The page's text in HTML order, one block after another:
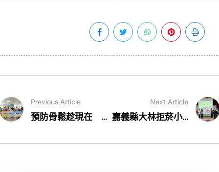
Previous Article
預防骨鬆趁現在 ...
Next Article
嘉義縣大林拒菸小...